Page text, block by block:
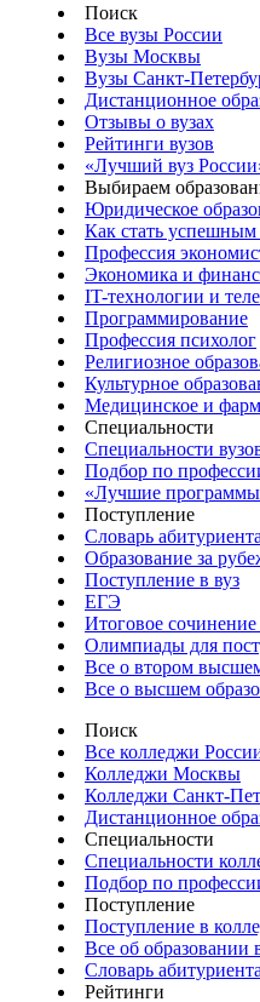
Поиск
Все вузы России
Вузы Москвы
Вузы Санкт-
Дистанционное
Отзывы о вузах
Рейтинги вузов
«Лучший вуз
Выбираем
Юридическое
Как стать
Профессия
Экономика и
IT-технологии и
Программирование
Профессия психолог
Религиозное
Культурное
Медицинское и
Специальности
Специальности
Подбор по
«Лучшие программы
Поступление
Словарь абитуриента
Образование за
Поступление в вуз
ЕГЭ
Итоговое
Олимпиады для
Все о втором
Все о высшем
Поиск
Все колледжи
Колледжи Москвы
Колледжи Санкт-
Дистанционное
Специальности
Специальности
Подбор по
Поступление
Поступление в
Все об образовании
Словарь абитуриента
Рейтинги